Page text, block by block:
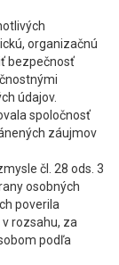
organizačnú
bezpečnosť
údajov.
spoločnosť
záujmov
čl. 28 ods. 3
osobných
poverila
rozsahu, za
podľa